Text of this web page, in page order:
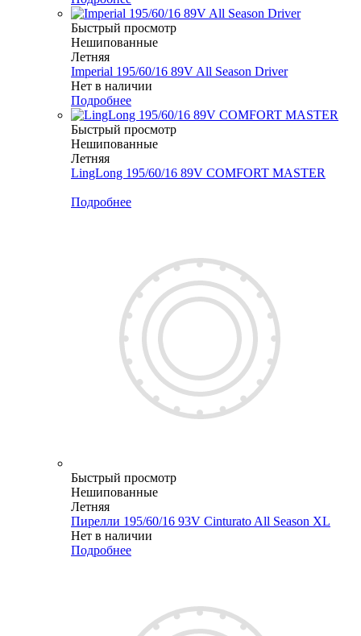
Быстрый просмотр
Нешипованные
Летняя
Imperial 195/60/16 89V All Season Driver
Нет в наличии
Подробнее
Быстрый просмотр
Нешипованные
Летняя
LingLong 195/60/16 89V COMFORT MASTER
Подробнее
Быстрый просмотр
Нешипованные
Летняя
Пирелли 195/60/16 93V Cinturato All Season XL
Нет в наличии
Подробнее